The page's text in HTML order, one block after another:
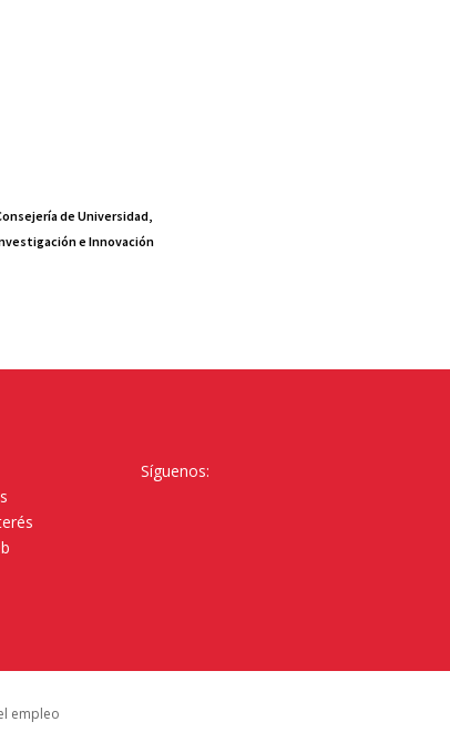
de Universidad,
e Innovación
Síguenos:
empleo